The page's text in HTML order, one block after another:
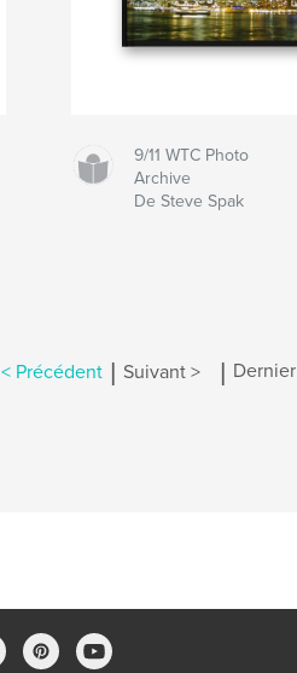
9/11 WTC Photo
Archive
De Steve Spak
< Précédent | Suivant > | Dernier